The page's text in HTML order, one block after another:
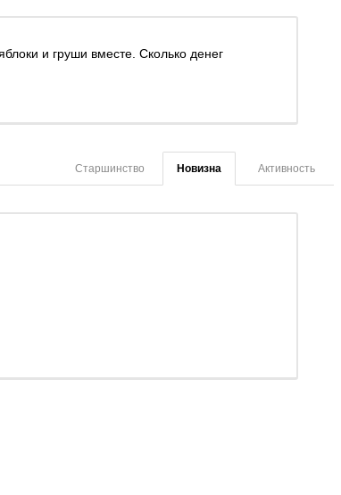
и груши вместе. Сколько денег
Активность
Новизна
Старшинство